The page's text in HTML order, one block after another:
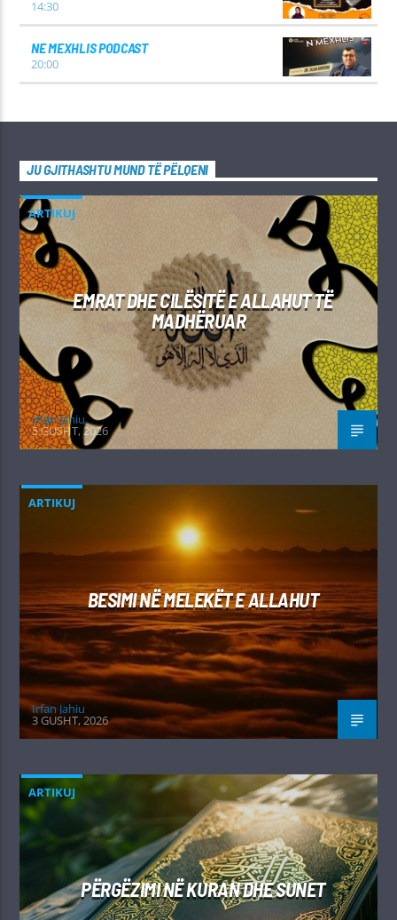
14:30
NE MEXHLIS PODCAST
20:00
JU GJITHASHTU MUND TË PËLQENI
ARTIKUJ
EMRAT DHE CILËSITË E ALLAHUT TË
MADHËRUAR
Irfan Jahiu
5 GUSHT, 2026
ARTIKUJ
BESIMI NË MELEKËT E ALLAHUT
Irfan Jahiu
3 GUSHT, 2026
ARTIKUJ
PËRGËZIMI NË KURAN DHE SUNET